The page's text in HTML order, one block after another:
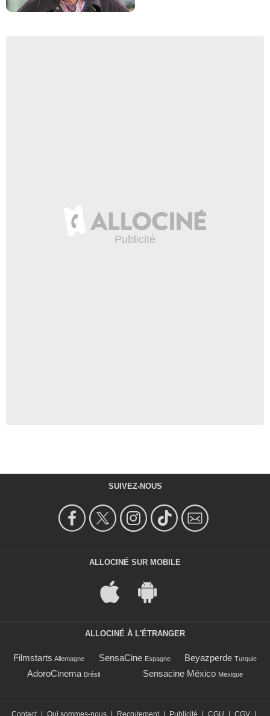
SUIVEZ-NOUS
ALLOCINÉ SUR MOBILE
ALLOCINÉ À L'ÉTRANGER
Filmstarts Allemagne SensaCine Espagne Beyazperde Turquie
AdoroCinema Brésil Sensacine México Mexique